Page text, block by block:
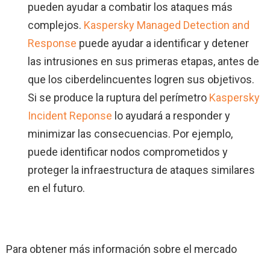
pueden ayudar a combatir los ataques más
complejos. Kaspersky Managed Detection and
Response puede ayudar a identificar y detener
las intrusiones en sus primeras etapas, antes de
que los ciberdelincuentes logren sus objetivos.
Si se produce la ruptura del perímetro Kaspersky
Incident Reponse lo ayudará a responder y
minimizar las consecuencias. Por ejemplo,
puede identificar nodos comprometidos y
proteger la infraestructura de ataques similares
en el futuro.
Para obtener más información sobre el mercado